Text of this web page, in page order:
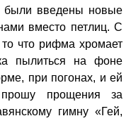
были введены новые
вместо петлиц. С
что рифма хромает
пылиться на фоне
при погонах, и ей
прощения за
гимну «Гей,